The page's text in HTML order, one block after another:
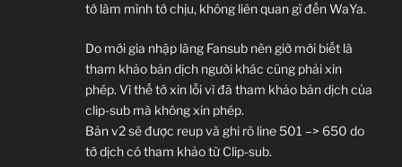
tớ làm mình tớ chịu, không liên quan gì đến WaYa.
Do mới gia nhập làng Fansub nên giờ mới biết là
tham khảo bản dịch người khác cũng phải xin
phép. Vì thế tớ xin lỗi vì đã tham khảo bản dịch của
clip-sub mà không xin phép.
Bản v2 sẽ được reup và ghi rõ line 501 –> 650 do
tớ dịch có tham khảo từ Clip-sub.